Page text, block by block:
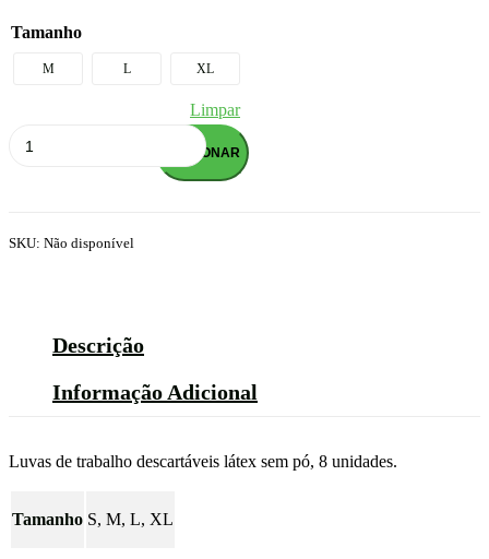
Tamanho
M L XL
Limpar
UN)
ADICIONAR
SKU: Não disponível
Descrição
Informação Adicional
Luvas de trabalho descartáveis látex sem pó, 8 unidades.
Tamanho S, M, L, XL